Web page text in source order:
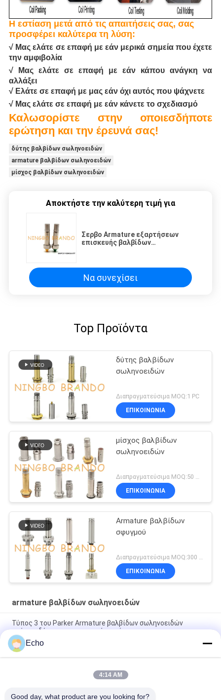
Η εστίαση μετά από τις απαιτήσεις σας, σας
προσφέρει καλύτερα τη λύση:
√ Μας ελάτε σε επαφή με εάν μερικά σημεία που έχετε
την αμφιβολία
√ Μας ελάτε σε επαφή με εάν κάπου ανάγκη να
αλλάξει
√ Ελάτε σε επαφή με μας εάν όχι αυτός που ψάχνετε
√ Μας ελάτε σε επαφή με εάν κάνετε το σχεδιασμό
Καλωσορίστε στην οποιεσδήποτε
ερώτηση και την έρευνά σας!
δύτης βαλβίδων σωληνοειδών
armature βαλβίδων σωληνοειδών
μίσχος βαλβίδων σωληνοειδών
Αποκτήστε την καλύτερη τιμή για
Σερβο Armature εξαρτήσεων
επισκευής βαλβίδων
Mercedes
Να συνεχίσει
Top Προϊόντα
δύτης βαλβίδων
σωληνοειδών
Διαπραγματεύσιμα MOQ:1 PC
ΕΠΙΚΟΙΝΩΝΙΑ
μίσχος βαλβίδων
σωληνοειδών
ΕΠΙΚΟΙΝΩΝΙΑ
Armature βαλβίδων
σφυγμού
ΕΠΙΚΟΙΝΩΝΙΑ
armature βαλβίδων σωληνοειδών
Τύπος 3 του Parker Armature βαλβίδων σωληνοειδών
τρόπων δύτης για τη μηχανή καφέ
Armature 18721 18724 βαλβίδων σωληνοειδών πενών Henny
17120 17121 29515 29547
2 Armature βαλβίδων σωληνοειδών τρόπων σωλήνας 2V025-
Echo
4:14 AM
Good day, what product are you looking for?